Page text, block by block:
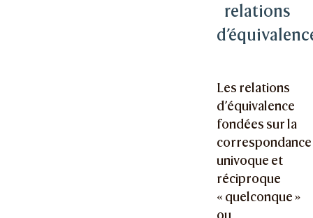
relations
Les relations
d’équivalence
fondées sur la
correspondance
univoque et
réciproque
« quelconque »
ou